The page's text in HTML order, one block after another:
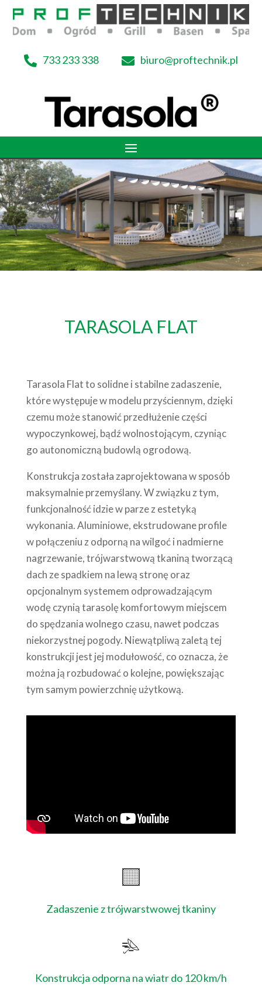
 733 233 338  biuro@proftechnik.pl
TARASOLA FLAT
Tarasola Flat to solidne i stabilne zadaszenie,
które występuje w modelu przyściennym, dzięki
czemu może stanowić przedłużenie części
wypoczynkowej, bądź wolnostojącym, czyniąc
go autonomiczną budowlą ogrodową.
Konstrukcja została zaprojektowana w sposób
maksymalnie przemyślany. W związku z tym,
funkcjonalność idzie w parze z estetyką
wykonania. Aluminiowe, ekstrudowane profile
w połączeniu z odporną na wilgoć i nadmierne
nagrzewanie, trójwarstwową tkaniną tworzącą
dach ze spadkiem na lewą stronę oraz
opcjonalnym systemem odprowadzającym
wodę czynią tarasolę komfortowym miejscem
do spędzania wolnego czasu, nawet podczas
niekorzystnej pogody. Niewątpliwą zaletą tej
konstrukcji jest jej modułowość, co oznacza, że
można ją rozbudować o kolejne, powiększając
tym samym powierzchnię użytkową.
Zadaszenie z trójwarstwowej tkaniny
Konstrukcja odporna na wiatr do 120 km/h